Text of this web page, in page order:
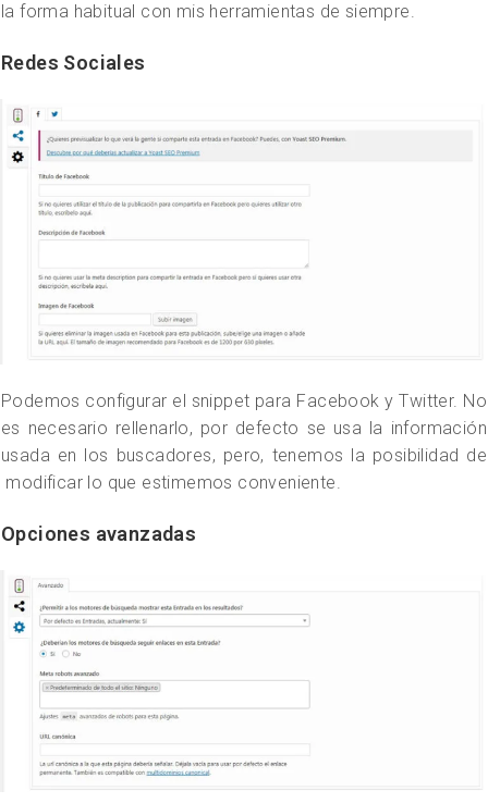
la forma habitual con mis herramientas de siempre.
Redes Sociales
Podemos configurar el snippet para Facebook y Twitter. No
es necesario rellenarlo, por defecto se usa la información
usada en los buscadores, pero, tenemos la posibilidad de
modificar lo que estimemos conveniente.
Opciones avanzadas